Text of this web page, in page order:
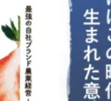
書籍・雑誌出版
チャレンジ